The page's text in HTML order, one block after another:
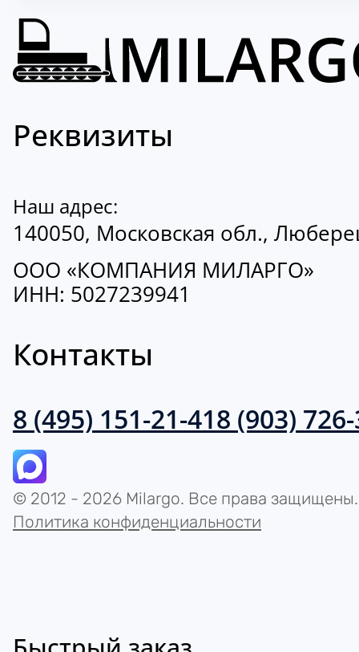
Реквизиты
Наш адрес:
140050, Московская обл.,
ООО «КОМПАНИЯ МИЛАРГО»
ИНН: 5027239941
Контакты
8 (495) 151-21-418 (903)
© 2012 - 2026 Milargo. Все права защищены.
Политика конфиденциальности